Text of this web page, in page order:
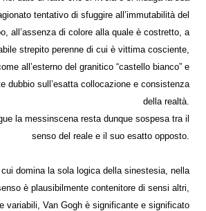
tentativo di sfuggire all’immutabilità del
all’assenza di colore alla quale è costretto, a
strepito perenne di cui è vittima cosciente,
all’esterno del granitico “castello bianco” e
dubbio sull’esatta collocazione e consistenza
della realtà.
la messinscena resta dunque sospesa tra il
senso del reale e il suo esatto opposto.
cui domina la sola logica della sinestesia, nella
è plausibilmente contenitore di sensi altri,
variabili, Van Gogh è significante e significato